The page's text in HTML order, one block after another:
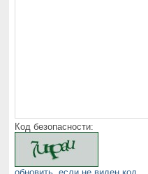
Код безопасности: